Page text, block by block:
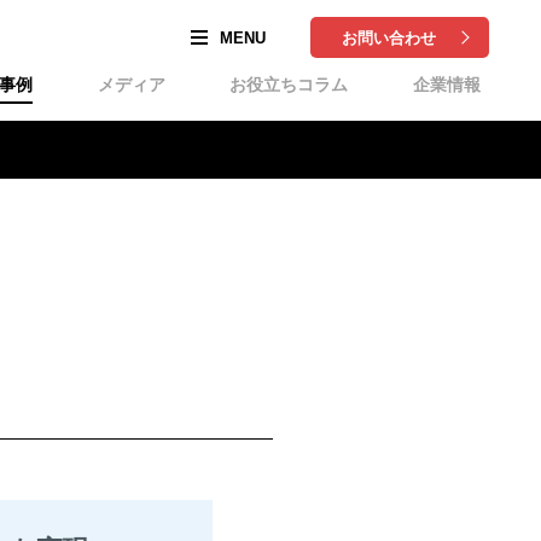
お問い合わせ
例 メディア お役立ちコラム 企業情報